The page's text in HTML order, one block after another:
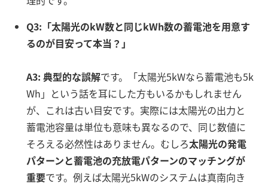
Q3:「太陽光のkW数と同じkWh数の蓄電池を用意す
るのが目安って本当？」
A3: 典型的な誤解です。「太陽光5kWなら蓄電池も5k
Wh」という話を耳にした方もいるかもしれません
が、これは古い目安です。実際には太陽光の出力と
蓄電池容量は単位も意味も異なるので、同じ数値に
そろえる必然性はありません。むしろ太陽光の発電
パターンと蓄電池の充放電パターンのマッチングが
重要です。例えば太陽光5kWのシステムは真南向き